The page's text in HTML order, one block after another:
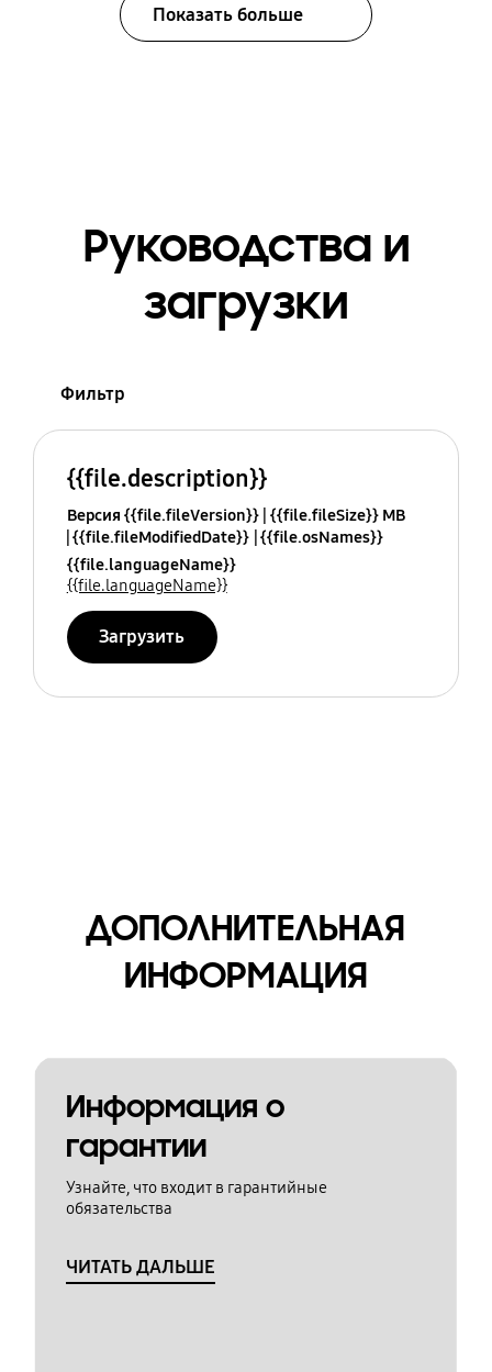
Показать больше
Руководства и
загрузки
Фильтр
{{file.description}}
Версия {{file.fileVersion}} {{file.fileSize}} MB
{{file.fileModifiedDate}} {{file.osNames}}
{{file.languageName}}
{{file.languageName}}
Загрузить
ДОПОЛНИТЕЛЬНАЯ
ИНФОРМАЦИЯ
Информация о
гарантии
Узнайте, что входит в гарантийные
обязательства
ЧИТАТЬ ДАЛЬШЕ